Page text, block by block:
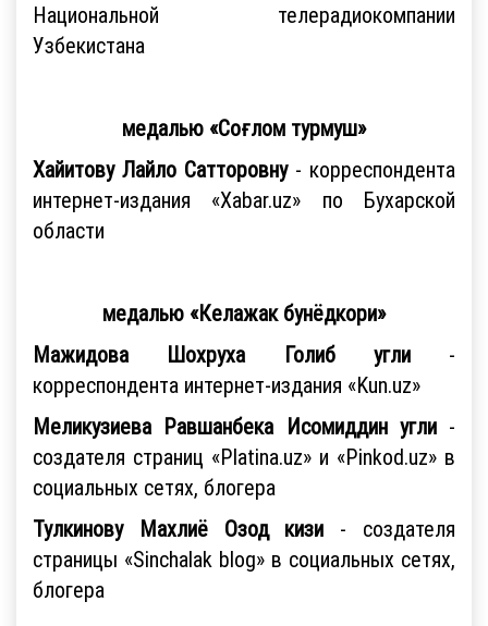
Национальной телерадиокомпании
Узбекистана
медалью «Соғлом турмуш»
Хайитову Лайло Сатторовну- корреспондента
интернет-издания «Xabar.uz» по Бухарской
области
медалью «Келажак бунёдкори»
Мажидова Шохруха Голиб угли-
корреспондента интернет-издания «Kun.uz»
Меликузиева Равшанбека Исомиддин угли-
создателя страниц «Platina.uz» и «Pinkod.uz» в
социальных сетях, блогера
Тулкинову Махлиё Озод кизи - создателя
страницы «Sinchalak blog» в социальных сетях,
блогера